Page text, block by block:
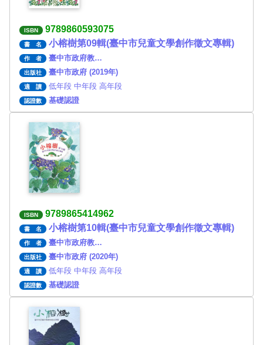
ISBN 9789860593075
書 名 小榕樹第09輯(臺中市兒童文學創作徵文專輯)
作 者 臺中市政府教…
出版社 臺中市政府 (2019年)
適 讀 低年段 中年段 高年段
認證數 基礎認證
ISBN 9789865414962
書 名 小榕樹第10輯(臺中市兒童文學創作徵文專輯)
作 者 臺中市政府教…
出版社 臺中市政府 (2020年)
適 讀 低年段 中年段 高年段
認證數 基礎認證